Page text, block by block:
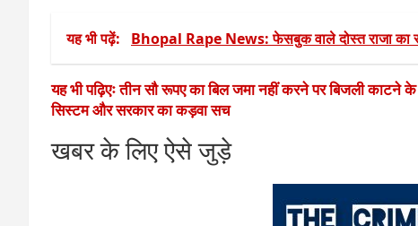
यह भी पढ़ें: Bhopal Rape News: फेसबुक वाले दोस्त राजा का
यह भी पढ़िएः तीन सौ रूपए का बिल जमा नहीं करने पर बिजली
सिस्टम और सरकार का कड़वा सच
खबर के लिए ऐसे जुड़े